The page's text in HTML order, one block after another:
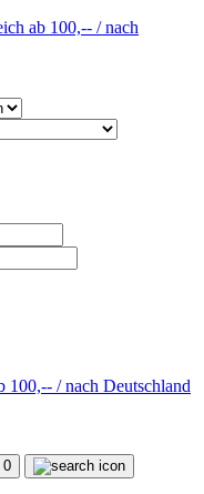
ab 100,-- / nach
100,-- / nach Deutschland
0